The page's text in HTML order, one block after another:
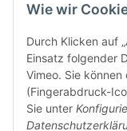
Neben dem
Frontline Games
Färbereiweg 3A
24358 Hütten
Wie wir
Durch Klicken auf
Einsatz folgender
Vimeo. Sie
(Fingerabdruck-
Sie unter